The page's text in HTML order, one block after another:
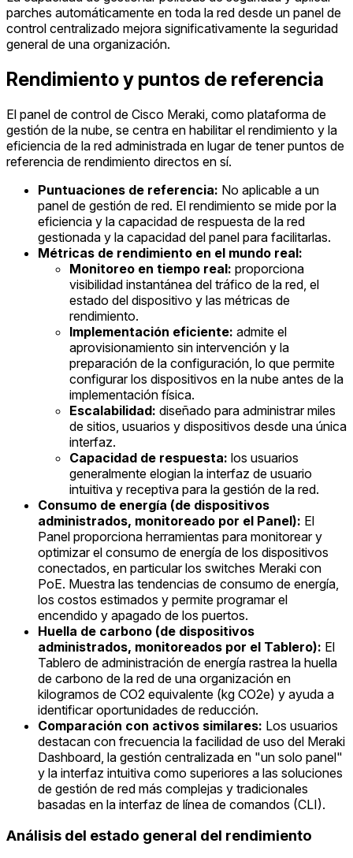
parches automáticamente en toda la red desde un panel de
control centralizado mejora significativamente la seguridad
general de una organización.
Rendimiento y puntos de referencia
El panel de control de Cisco Meraki, como plataforma de
gestión de la nube, se centra en habilitar el rendimiento y la
eficiencia de la red administrada en lugar de tener puntos de
referencia de rendimiento directos en sí.
Puntuaciones de referencia: No aplicable a un
panel de gestión de red. El rendimiento se mide por la
eficiencia y la capacidad de respuesta de la red
gestionada y la capacidad del panel para facilitarlas.
Métricas de rendimiento en el mundo real:
Monitoreo en tiempo real: proporciona
visibilidad instantánea del tráfico de la red, el
estado del dispositivo y las métricas de
rendimiento.
Implementación eficiente: admite el
aprovisionamiento sin intervención y la
preparación de la configuración, lo que permite
configurar los dispositivos en la nube antes de la
implementación física.
Escalabilidad: diseñado para administrar miles
de sitios, usuarios y dispositivos desde una única
interfaz.
Capacidad de respuesta: los usuarios
generalmente elogian la interfaz de usuario
intuitiva y receptiva para la gestión de la red.
Consumo de energía (de dispositivos
administrados, monitoreado por el Panel): El
Panel proporciona herramientas para monitorear y
optimizar el consumo de energía de los dispositivos
conectados, en particular los switches Meraki con
PoE. Muestra las tendencias de consumo de energía,
los costos estimados y permite programar el
encendido y apagado de los puertos.
Huella de carbono (de dispositivos
administrados, monitoreados por el Tablero): El
Tablero de administración de energía rastrea la huella
de carbono de la red de una organización en
kilogramos de CO2 equivalente (kg CO2e) y ayuda a
identificar oportunidades de reducción.
Comparación con activos similares: Los usuarios
destacan con frecuencia la facilidad de uso del Meraki
Dashboard, la gestión centralizada en "un solo panel"
y la interfaz intuitiva como superiores a las soluciones
de gestión de red más complejas y tradicionales
basadas en la interfaz de línea de comandos (CLI).
Análisis del estado general del rendimiento